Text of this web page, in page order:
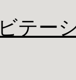
テー